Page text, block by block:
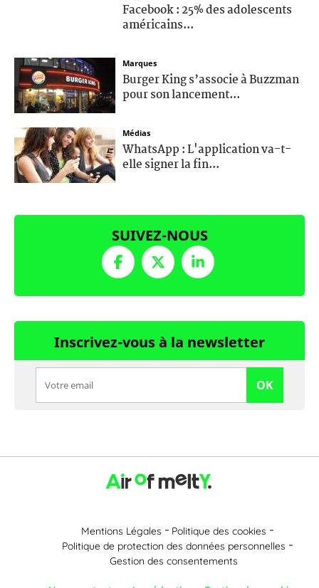
Facebook : 25% des adolescents
américains...
Marques
Burger King s’associe à Buzzman
pour son lancement...
Médias
WhatsApp : L'application va-t-
elle signer la fin...
SUIVEZ-NOUS
Inscrivez-vous à la newsletter
OK
Mentions Légales
Politique des cookies
Politique de protection des données personnelles
Gestion des consentements